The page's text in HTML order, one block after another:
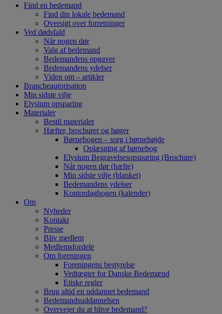
Find en bedemand
Find din lokale bedemand
Oversigt over forretninger
Ved dødsfald
Når nogen dør
Valg af bedemand
Bedemandens opgaver
Bedemandens ydelser
Viden om – artikler
Brancheautorisation
Min sidste vilje
Elysium opsparing
Materialer
Bestil materialer
Hæfter, brochurer og bøger
Børnebogen – sorg i børnehøjde
Oplæsning af børnebog
Elysium Begravelsesopsparing (Brochure)
Når nogen dør (hæfte)
Min sidste vilje (blanket)
Bedemandens ydelser
Kontordagbogen (kalender)
Om
Nyheder
Kontakt
Presse
Bliv medlem
Medlemsfordele
Om foreningen
Foreningens bestyrelse
Vedtægter for Danske Bedemænd
Etiske regler
Brug altid en uddannet bedemand
Bedemandsuddannelsen
Overvejer du at blive bedemand?